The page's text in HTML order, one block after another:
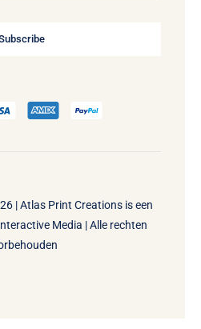
| Atlas Print Creations is een
Media | Alle rechten